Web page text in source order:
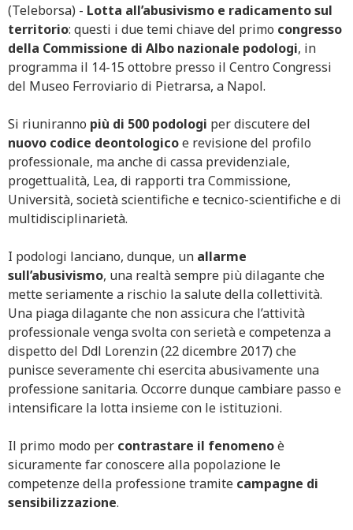
(Teleborsa) - Lotta all’abusivismo e radicamento sul
territorio: questi i due temi chiave del primo congresso
della Commissione di Albo nazionale podologi, in
programma il 14-15 ottobre presso il Centro Congressi
del Museo Ferroviario di Pietrarsa, a Napol.
Si riuniranno più di 500 podologi per discutere del
nuovo codice deontologicoe revisione del profilo
professionale, ma anche di cassa previdenziale,
progettualità, Lea, di rapporti tra Commissione,
Università, società scientifiche e tecnico-scientifiche e di
multidisciplinarietà.
I podologi lanciano, dunque, un allarme
sull’abusivismo, una realtà sempre più dilagante che
mette seriamente a rischio la salute della collettività.
Una piaga dilagante che non assicura che l’attività
professionale venga svolta con serietà e competenza a
dispetto del Ddl Lorenzin (22 dicembre 2017) che
punisce severamente chi esercita abusivamente una
professione sanitaria. Occorre dunque cambiare passo e
intensificare la lotta insieme con le istituzioni.
Il primo modo per contrastare il fenomenoè
sicuramente far conoscere alla popolazione le
competenze della professione tramite campagne di
sensibilizzazione.